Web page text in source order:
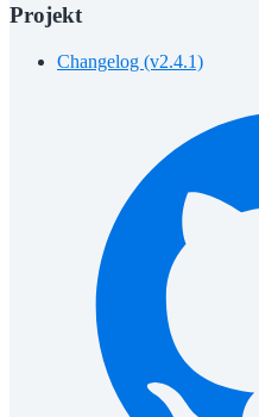
Projekt
Changelog (v2.4.1)